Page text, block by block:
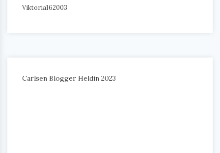
Viktoria162003
Carlsen Blogger Heldin 2023